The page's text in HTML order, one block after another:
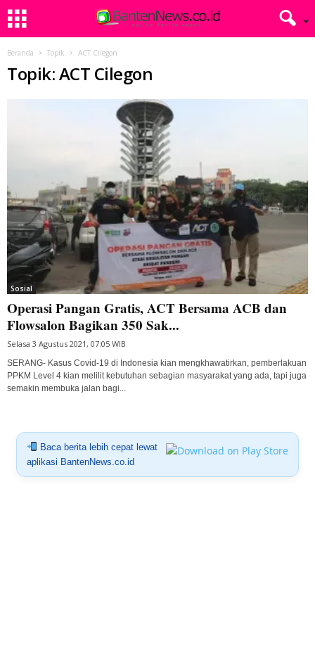
Beranda Topik ACT Cilegon
Topik: ACT Cilegon
Sosial
Operasi Pangan Gratis, ACT Bersama ACB dan
Flowsalon Bagikan 350 Sak...
Selasa 3 Agustus 2021, 07:05 WIB
SERANG- Kasus Covid-19 di Indonesia kian mengkhawatirkan, pemberlakuan
PPKM Level 4 kian melilit kebutuhan sebagian masyarakat yang ada, tapi juga
semakin membuka jalan bagi...
Baca berita lebih cepat lewat
aplikasi BantenNews.co.id